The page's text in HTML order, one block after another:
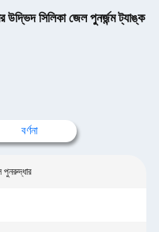
উদ্ভিদ সিলিকা জেল পুনর্জন্ম ট্যাঙ্ক
বর্ণনা
পুনরুদ্ধার